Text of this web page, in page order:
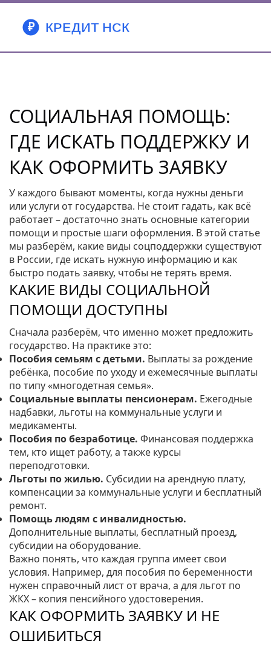
СОЦИАЛЬНАЯ ПОМОЩЬ:
ГДЕ ИСКАТЬ ПОДДЕРЖКУ И
КАК ОФОРМИТЬ ЗАЯВКУ
У каждого бывают моменты, когда нужны деньги
или услуги от государства. Не стоит гадать, как всё
работает – достаточно знать основные категории
помощи и простые шаги оформления. В этой статье
мы разберём, какие виды соцподдержки существуют
в России, где искать нужную информацию и как
быстро подать заявку, чтобы не терять время.
КАКИЕ ВИДЫ СОЦИАЛЬНОЙ
ПОМОЩИ ДОСТУПНЫ
Сначала разберём, что именно может предложить
государство. На практике это:
Пособия семьям с детьми. Выплаты за рождение
ребёнка, пособие по уходу и ежемесячные выплаты
по типу «многодетная семья».
Социальные выплаты пенсионерам. Ежегодные
надбавки, льготы на коммунальные услуги и
медикаменты.
Пособия по безработице. Финансовая поддержка
тем, кто ищет работу, а также курсы
переподготовки.
Льготы по жилью. Субсидии на арендную плату,
компенсации за коммунальные услуги и бесплатный
ремонт.
Помощь людям с инвалидностью.
Дополнительные выплаты, бесплатный проезд,
субсидии на оборудование.
Важно понять, что каждая группа имеет свои
условия. Например, для пособия по беременности
нужен справочный лист от врача, а для льгот по
ЖКХ – копия пенсийного удостоверения.
КАК ОФОРМИТЬ ЗАЯВКУ И НЕ
ОШИБИТЬСЯ